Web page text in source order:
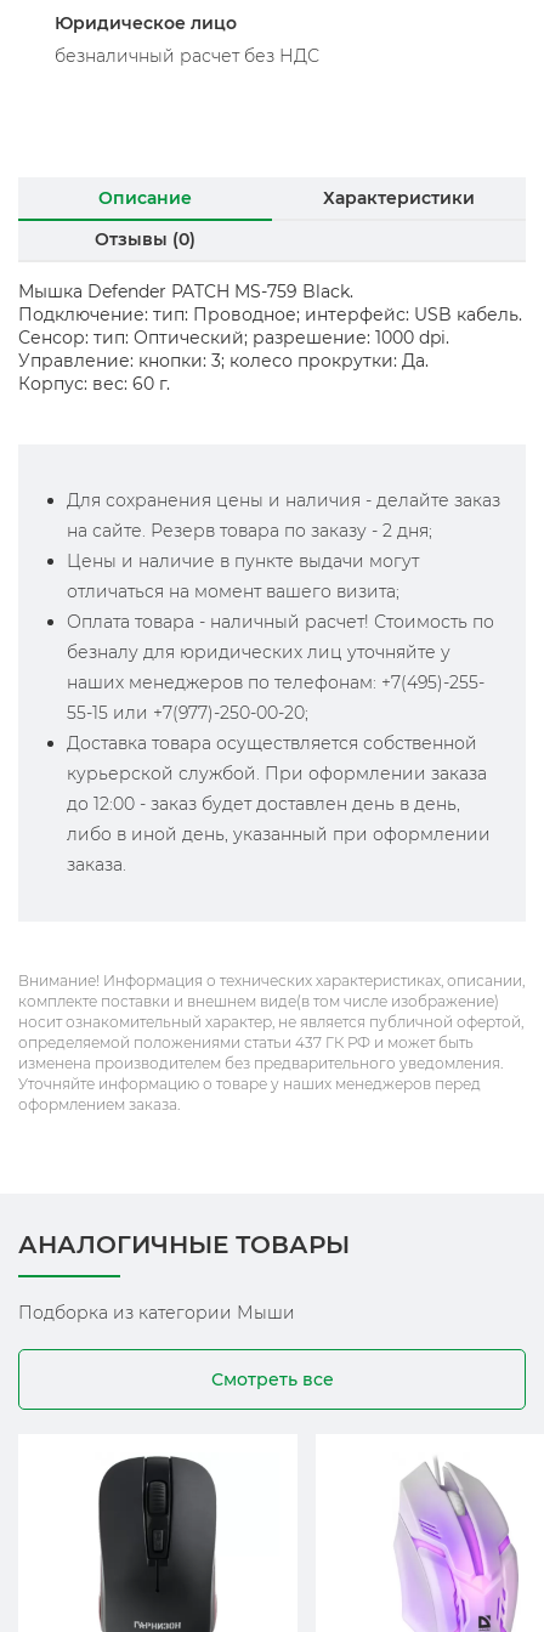
Юридическое лицо
безналичный расчет без НДС
Описание
Характеристики
Отзывы (0)
Мышка Defender PATCH MS-759 Black.
Подключение: тип: Проводное; интерфейс: USB кабель.
Сенсор: тип: Оптический; разрешение: 1000 dpi.
Управление: кнопки: 3; колесо прокрутки: Да.
Корпус: вес: 60 г.
Для сохранения цены и наличия - делайте заказ
на сайте. Резерв товара по заказу - 2 дня;
Цены и наличие в пункте выдачи могут
отличаться на момент вашего визита;
Оплата товара - наличный расчет! Стоимость по
безналу для юридических лиц уточняйте у
наших менеджеров по телефонам: +7(495)-255-
55-15 или +7(977)-250-00-20;
Доставка товара осуществляется собственной
курьерской службой. При оформлении заказа
до 12:00 - заказ будет доставлен день в день,
либо в иной день, указанный при оформлении
заказа.
Внимание! Информация о технических характеристиках, описании,
комплекте поставки и внешнем виде(в том числе изображение)
носит ознакомительный характер, не является публичной офертой,
определяемой положениями статьи 437 ГК РФ и может быть
изменена производителем без предварительного уведомления.
Уточняйте информацию о товаре у наших менеджеров перед
оформлением заказа.
АНАЛОГИЧНЫЕ ТОВАРЫ
Подборка из категории Мыши
Смотреть все